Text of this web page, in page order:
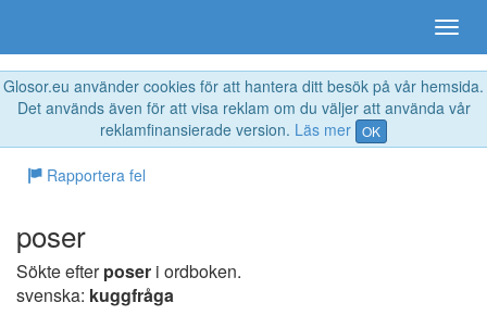
Glosor.eu använder cookies för att hantera ditt besök på vår hemsida.
Det används även för att visa reklam om du väljer att använda vår
reklamfinansierade version. Läs mer OK
Rapportera fel
poser
Sökte efterposer i ordboken.
svenska: kuggfråga